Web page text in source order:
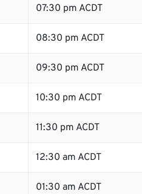
07:30 pm ACDT
08:30 pm ACDT
09:30 pm ACDT
10:30 pm ACDT
11:30 pm ACDT
12:30 am ACDT
01:30 am ACDT